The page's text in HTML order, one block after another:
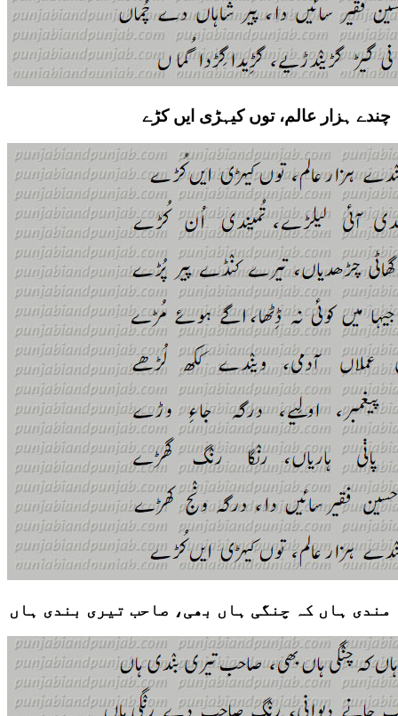
چندے ہزار عالم، توں کیہڑی ایں کڑے
مندی ہاں کہ چنگی ہاں بھی، صاحب تیری بندی ہاں